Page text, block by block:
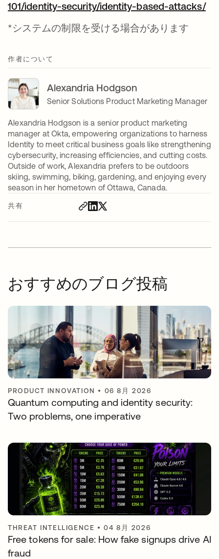
共有
101/identity-security/identity-based-attacks/
*システムの制限を受ける場合があります
作者について
Alexandria Hodgson
Senior Solutions Product Marketing Manager
Alexandria Hodgson is a senior product marketing
manager at Okta, empowering organizations to harness
Identity to meet critical business goals like strengthening
cybersecurity, increasing efficiencies, and cutting costs.
Outside of work, Alexandria prefers to be outdoors
skiing, swimming, biking, gardening, and enjoying every
season in her hometown of Ottawa, Canada.
おすすめのブログ投稿
PRODUCT INNOVATION • 06 8月 2026
Quantum computing and identity security:
Two problems, one imperative
THREAT INTELLIGENCE •04 8月 2026
Free tokens for sale: How fake signups drive AI
fraud